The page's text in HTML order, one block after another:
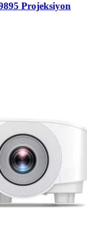
Projeksiyon